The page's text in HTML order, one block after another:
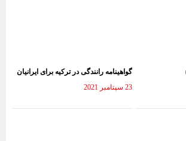
گواهینامه رانندگی در ترکیه برای ایرانیان
23 سپتامبر 2021